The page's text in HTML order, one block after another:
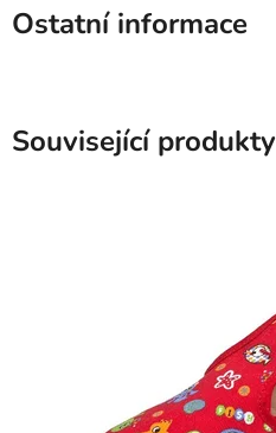
Ostatní informace
Související produkty